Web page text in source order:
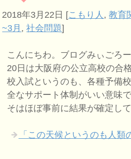
2018年3月22日 [こもり人 ,教育
~3月 ,社会問題]
こんにちわ。ブログみぃごろ
20日は大阪府の公立高校の合
校入試というのも、各種予備
全なサポート体制がいい意味
そはほぼ事前に結果が確定し
「この天候というのも人